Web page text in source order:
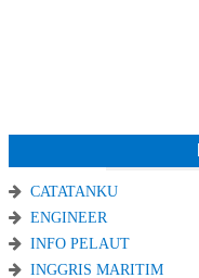
CATATANKU
ENGINEER
INFO PELAUT
INGGRIS MARITIM